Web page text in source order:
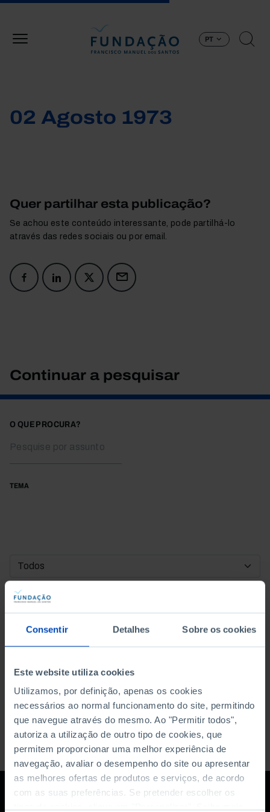
Consentir Detalhes Sobre os cookies
Este website utiliza cookies
Utilizamos, por definição, apenas os cookies
necessários ao normal funcionamento do site, permitindo
que navegue através do mesmo. Ao "Permitir todos",
autoriza a utilização de outro tipo de cookies, que
permitem proporcionar uma melhor experiência de
navegação, avaliar o desempenho do site ou apresentar
as melhores ofertas de produtos e serviços, de acordo
com as suas preferências. Se pretender escolher os
PT
02 Agosto 1973
Quer partilhar esta publicação?
Se achou este conteúdo interessante, pode partilhá-lo
através das redes sociais ou por email.
Continuar a pesquisar
O QUE PROCURA?
TEMA
DATA DE INÍCIO
DATA DE FIM